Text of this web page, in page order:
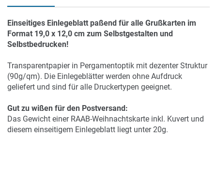
Einseitiges Einlegeblatt paßend für alle Grußkarten im
Format 19,0 x 12,0 cm zum Selbstgestalten und
Selbstbedrucken!
Transparentpapier in Pergamentoptik mit dezenter Struktur
(90g/qm). Die Einlegeblätter werden ohne Aufdruck
geliefert und sind für alle Druckertypen geeignet.
Gut zu wißen für den Postversand:
Das Gewicht einer RAAB-Weihnachtskarte inkl. Kuvert und
diesem einseitigem Einlegeblatt liegt unter 20g.